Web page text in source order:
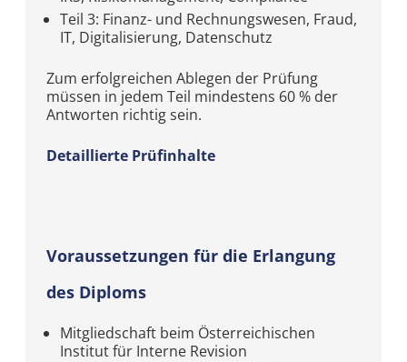
Teil 3: Finanz- und Rechnungswesen, Fraud,
IT, Digitalisierung, Datenschutz
Zum erfolgreichen Ablegen der Prüfung
müssen in jedem Teil mindestens 60 % der
Antworten richtig sein.
Detaillierte Prüfinhalte
Voraussetzungen für die Erlangung
des Diploms
Mitgliedschaft beim Österreichischen
Institut für Interne Revision